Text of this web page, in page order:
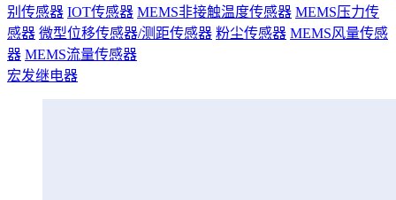
别传感器 IOT传感器 MEMS非接触温度传感器 MEMS压力传
感器 微型位移传感器/测距传感器 粉尘传感器 MEMS风量传感
器 MEMS流量传感器
宏发继电器